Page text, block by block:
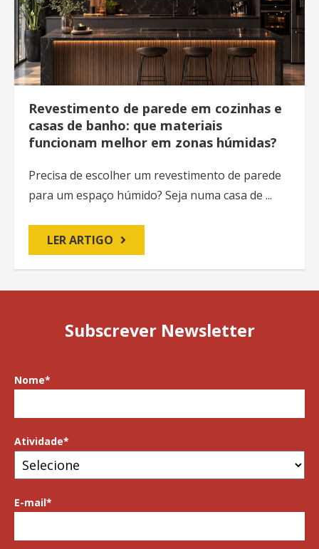
Revestimento de parede em cozinhas e
casas de banho: que materiais
funcionam melhor em zonas húmidas?
Precisa de escolher um revestimento de parede
para um espaço húmido? Seja numa casa de ...
LER ARTIGO
Subscrever Newsletter
Nome*
Atividade*
E-mail*